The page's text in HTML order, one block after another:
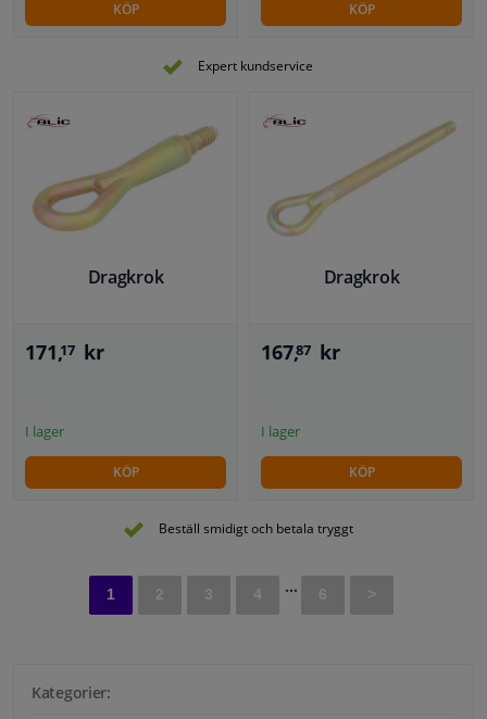
Kategorier:
KÖP KÖP
Expert kundservice
Dragkrok
171,17 kr
I lager
KÖP
Dragkrok
167,87 kr
I lager
KÖP
Beställ smidigt och betala tryggt
1 2 3 4 ... 6 >